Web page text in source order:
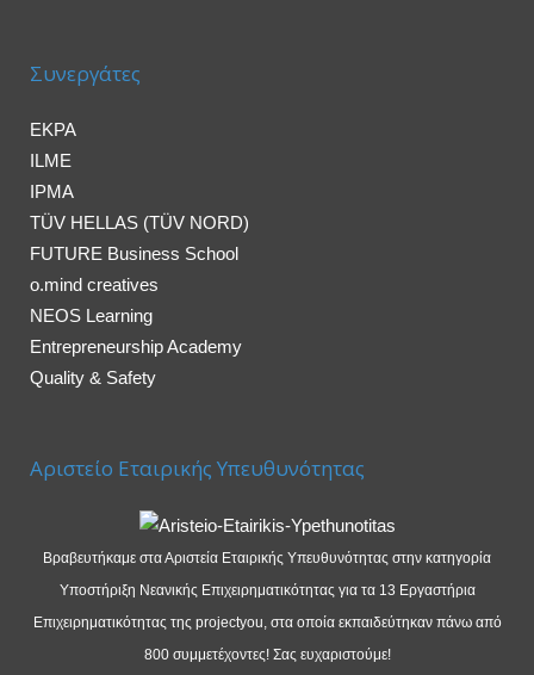
Συνεργάτες
EKPA
ILME
IPMA
TÜV HELLAS (TÜV NORD)
FUTURE Business School
o.mind creatives
NEOS Learning
Entrepreneurship Academy
Quality & Safety
Αριστείο Εταιρικής Υπευθυνότητας
Βραβευτήκαμε στα Αριστεία Εταιρικής Υπευθυνότητας στην κατηγορία
Υποστήριξη Νεανικής Επιχειρηματικότητας για τα 13 Εργαστήρια
Επιχειρηματικότητας της projectyou, στα οποία εκπαιδεύτηκαν πάνω από
800 συμμετέχοντες! Σας ευχαριστούμε!